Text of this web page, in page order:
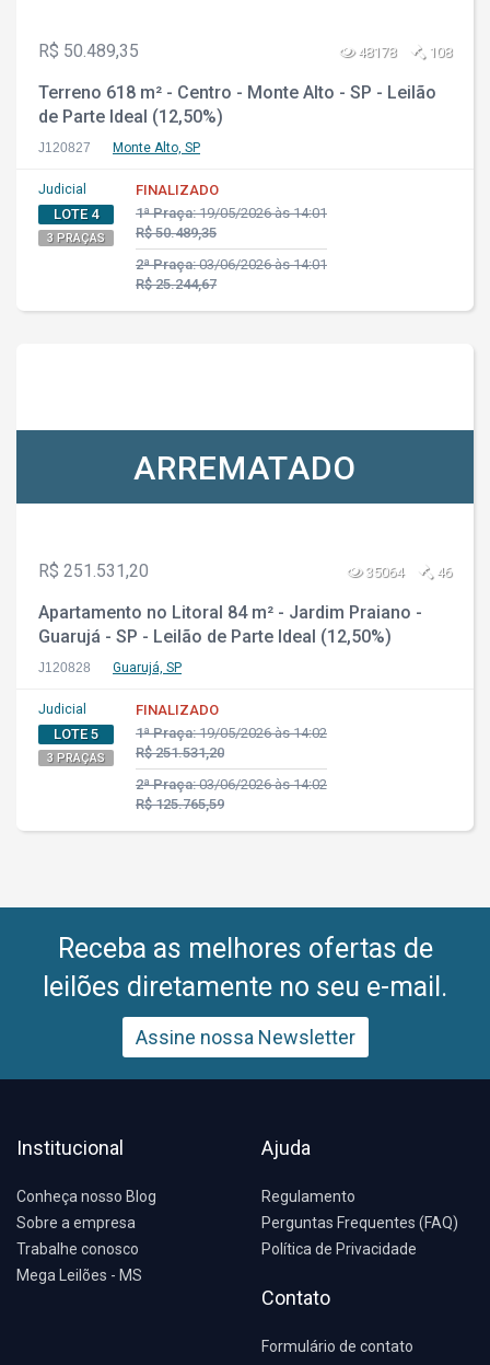
R$ 50.489,35 48178 108
Terreno 618 m² - Centro - Monte Alto - SP - Leilão
de Parte Ideal (12,50%)
J120827 Monte Alto, SP
Judicial
LOTE 4
3 PRAÇAS
FINALIZADO
1ª Praça:19/05/2026 às 14:01
R$ 50.489,35
2ª Praça:03/06/2026 às 14:01
R$ 25.244,67
ARREMATADO
R$ 251.531,20 35064 46
Apartamento no Litoral 84 m² - Jardim Praiano -
Guarujá - SP - Leilão de Parte Ideal (12,50%)
J120828 Guarujá, SP
Judicial
LOTE 5
3 PRAÇAS
FINALIZADO
1ª Praça:19/05/2026 às 14:02
R$ 251.531,20
2ª Praça:03/06/2026 às 14:02
R$ 125.765,59
Receba as melhores ofertas de
leilões diretamente no seu e-mail.
Assine nossa Newsletter
Institucional
Conheça nosso Blog
Sobre a empresa
Trabalhe conosco
Mega Leilões - MS
Ajuda
Regulamento
Perguntas Frequentes (FAQ)
Política de Privacidade
Contato
Formulário de contato